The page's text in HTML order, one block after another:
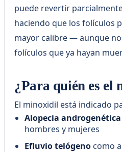
puede revertir
haciendo que los folículos
mayor calibre — aunque
folículos que ya hayan
¿Para quién es el
El minoxidil está indicado
Alopecia androgenética
hombres y mujeres
Efluvio telógeno como